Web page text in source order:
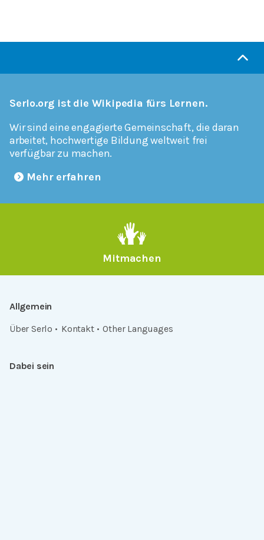
Serlo.org ist die Wikipedia fürs Lernen.
Wir sind eine engagierte Gemeinschaft, die daran
arbeitet, hochwertige Bildung weltweit frei
verfügbar zu machen.
Mehr erfahren
Mitmachen
Allgemein
Über Serlo
Kontakt Other Languages
Dabei sein